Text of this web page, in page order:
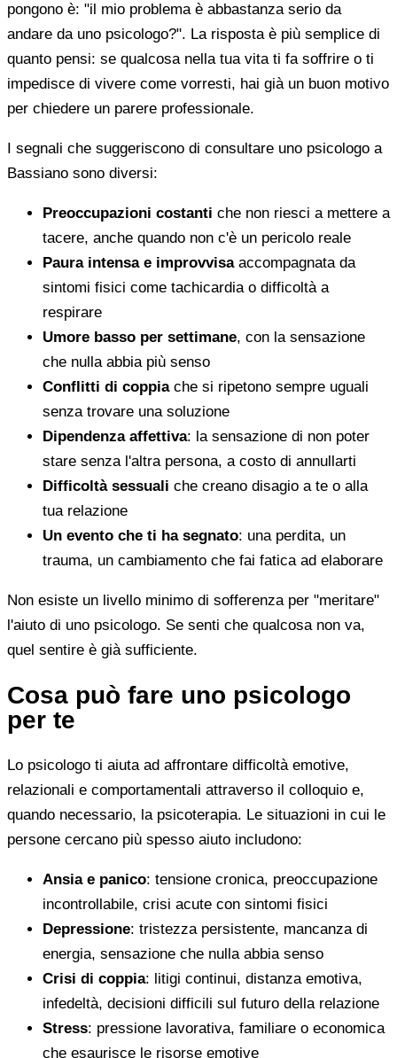
pongono è: "il mio problema è abbastanza serio da
andare da uno psicologo?". La risposta è più semplice di
quanto pensi: se qualcosa nella tua vita ti fa soffrire o ti
impedisce di vivere come vorresti, hai già un buon motivo
per chiedere un parere professionale.
I segnali che suggeriscono di consultare uno psicologo a
Bassiano sono diversi:
Preoccupazioni costanti che non riesci a mettere a
tacere, anche quando non c'è un pericolo reale
Paura intensa e improvvisaaccompagnata da
sintomi fisici come tachicardia o difficoltà a
respirare
Umore basso per settimane, con la sensazione
che nulla abbia più senso
Conflitti di coppiache si ripetono sempre uguali
senza trovare una soluzione
Dipendenza affettiva: la sensazione di non poter
stare senza l'altra persona, a costo di annullarti
Difficoltà sessuali che creano disagio a te o alla
tua relazione
Un evento che ti ha segnato: una perdita, un
trauma, un cambiamento che fai fatica ad elaborare
Non esiste un livello minimo di sofferenza per "meritare"
l'aiuto di uno psicologo. Se senti che qualcosa non va,
quel sentire è già sufficiente.
Cosa può fare uno psicologo
per te
Lo psicologo ti aiuta ad affrontare difficoltà emotive,
relazionali e comportamentali attraverso il colloquio e,
quando necessario, la psicoterapia. Le situazioni in cui le
persone cercano più spesso aiuto includono:
Ansia e panico: tensione cronica, preoccupazione
incontrollabile, crisi acute con sintomi fisici
Depressione: tristezza persistente, mancanza di
energia, sensazione che nulla abbia senso
Crisi di coppia: litigi continui, distanza emotiva,
infedeltà, decisioni difficili sul futuro della relazione
Stress: pressione lavorativa, familiare o economica
che esaurisce le risorse emotive